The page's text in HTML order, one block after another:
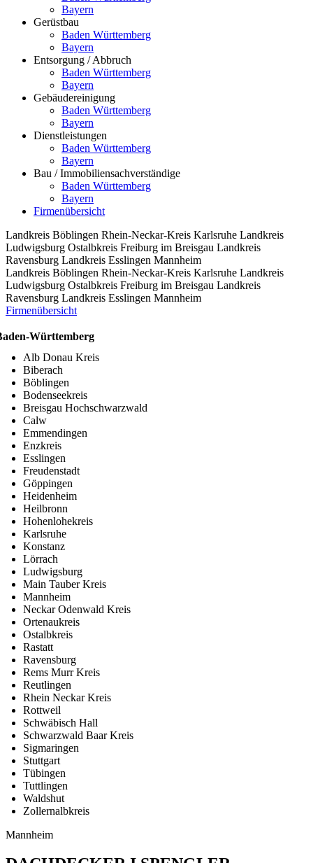
Bayern
Gerüstbau
Baden Württemberg
Bayern
Entsorgung / Abbruch
Baden Württemberg
Bayern
Gebäudereinigung
Baden Württemberg
Bayern
Dienstleistungen
Baden Württemberg
Bayern
Bau / Immobiliensachverständige
Baden Württemberg
Bayern
Firmenübersicht
Landkreis Böblingen Rhein-Neckar-Kreis Karlsruhe Landkreis
Ludwigsburg Ostalbkreis Freiburg im Breisgau Landkreis
Ravensburg Landkreis Esslingen Mannheim
Landkreis Böblingen Rhein-Neckar-Kreis Karlsruhe Landkreis
Ludwigsburg Ostalbkreis Freiburg im Breisgau Landkreis
Ravensburg Landkreis Esslingen Mannheim
Firmenübersicht
Württemberg
Alb Donau Kreis
Biberach
Böblingen
Bodenseekreis
Breisgau Hochschwarzwald
Calw
Emmendingen
Enzkreis
Esslingen
Freudenstadt
Göppingen
Heidenheim
Heilbronn
Hohenlohekreis
Karlsruhe
Konstanz
Lörrach
Ludwigsburg
Main Tauber Kreis
Mannheim
Neckar Odenwald Kreis
Ortenaukreis
Ostalbkreis
Rastatt
Ravensburg
Rems Murr Kreis
Reutlingen
Rhein Neckar Kreis
Rottweil
Schwäbisch Hall
Schwarzwald Baar Kreis
Sigmaringen
Stuttgart
Tübingen
Tuttlingen
Waldshut
Zollernalbkreis
Mannheim